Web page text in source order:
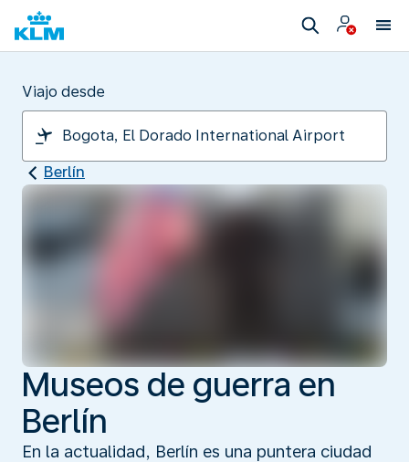
Viajo desde
Berlín
Museos de guerra en
Berlín
En la actualidad, Berlín es una puntera ciudad